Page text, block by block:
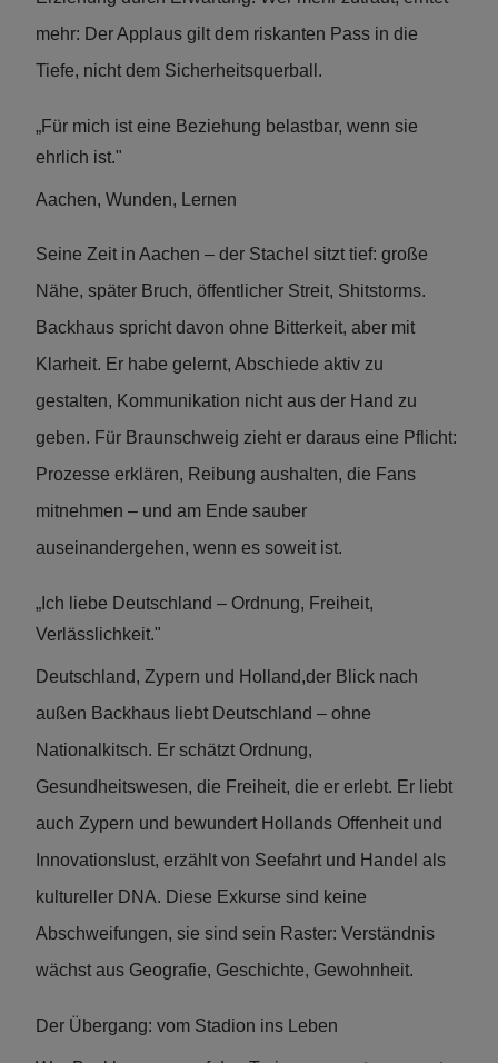
mehr: Der Applaus gilt dem riskanten Pass in die
Tiefe, nicht dem Sicherheitsquerball.
„Für mich ist eine Beziehung belastbar, wenn sie
ehrlich ist."
Aachen, Wunden, Lernen
Seine Zeit in Aachen – der Stachel sitzt tief: große
Nähe, später Bruch, öffentlicher Streit, Shitstorms.
Backhaus spricht davon ohne Bitterkeit, aber mit
Klarheit. Er habe gelernt, Abschiede aktiv zu
gestalten, Kommunikation nicht aus der Hand zu
geben. Für Braunschweig zieht er daraus eine Pflicht:
Prozesse erklären, Reibung aushalten, die Fans
mitnehmen – und am Ende sauber
auseinandergehen, wenn es soweit ist.
„Ich liebe Deutschland – Ordnung, Freiheit,
Verlässlichkeit."
Deutschland, Zypern und Holland,der Blick nach
außen Backhaus liebt Deutschland – ohne
Nationalkitsch. Er schätzt Ordnung,
Gesundheitswesen, die Freiheit, die er erlebt. Er liebt
auch Zypern und bewundert Hollands Offenheit und
Innovationslust, erzählt von Seefahrt und Handel als
kultureller DNA. Diese Exkurse sind keine
Abschweifungen, sie sind sein Raster: Verständnis
wächst aus Geografie, Geschichte, Gewohnheit.
Der Übergang: vom Stadion ins Leben